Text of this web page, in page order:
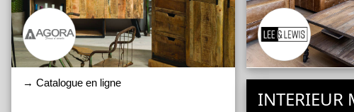
→ Catalogue en ligne
INTERIEUR